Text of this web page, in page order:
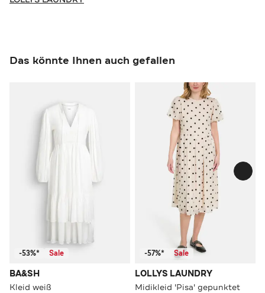
Das könnte Ihnen auch gefallen
-53%* Sale
BA&SH
Kleid weiß
-57%* Sale
LOLLYS LAUNDRY
Midikleid 'Pisa' gepunktet